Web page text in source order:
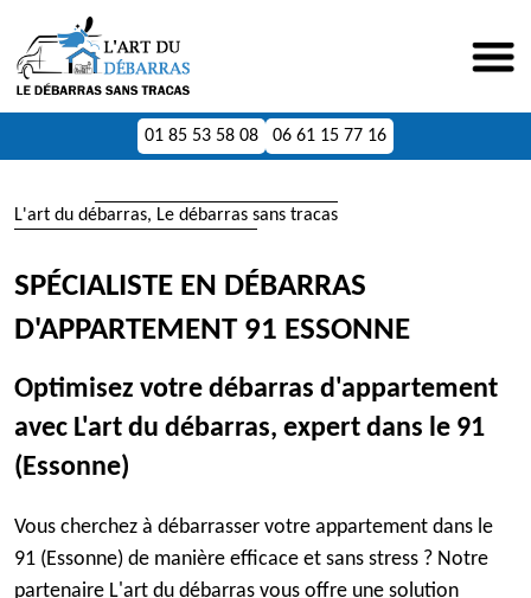
01 85 53 58 08 06 61 15 77 16
L'art du débarras, Le débarras sans tracas
SPÉCIALISTE EN DÉBARRAS
D'APPARTEMENT 91 ESSONNE
Optimisez votre débarras d'appartement
avec L'art du débarras, expert dans le 91
(Essonne)
Vous cherchez à débarrasser votre appartement dans le
91 (Essonne) de manière efficace et sans stress ? Notre
partenaire L'art du débarras vous offre une solution